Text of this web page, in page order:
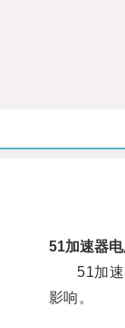
51加速器
51加速器
影响。